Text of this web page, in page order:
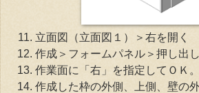
立面図（立面図１）＞右を開く
作成＞フォームパネル＞押し出し
作業面に「右」を指定してＯＫ。
作成した枠の外側、上側、壁の